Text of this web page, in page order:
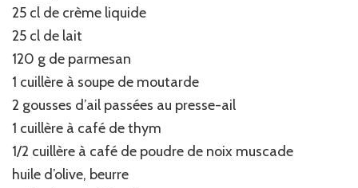
25 cl de crème liquide
25 cl de lait
120 g de parmesan
1 cuillère à soupe de moutarde
2 gousses d’ail passées au presse-ail
1 cuillère à café de thym
1/2 cuillère à café de poudre de noix muscade
huile d’olive, beurre